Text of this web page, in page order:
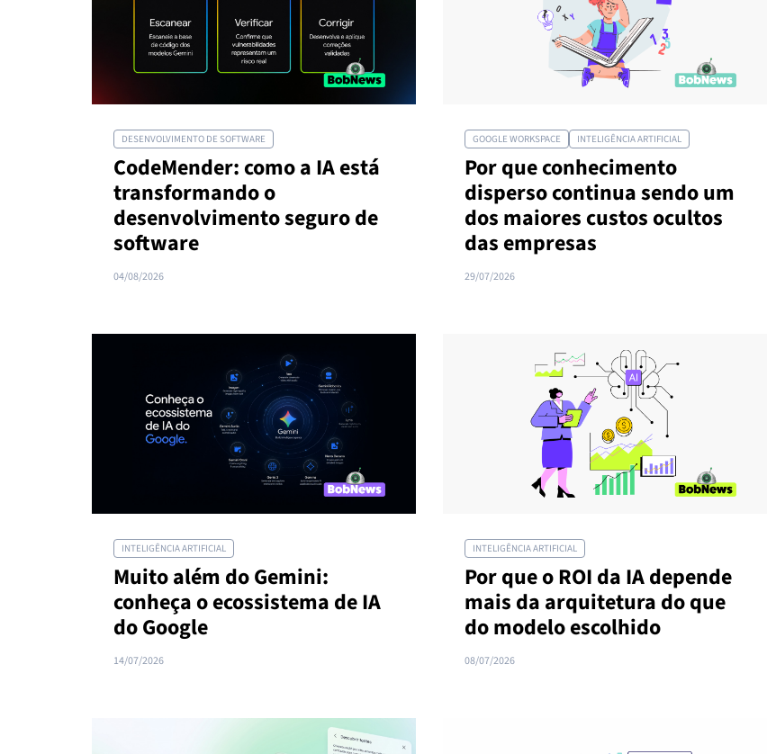
DESENVOLVIMENTO DE SOFTWARE
CodeMender: como a IA está
transformando o
desenvolvimento seguro de
software
04/08/2026
GOOGLE WORKSPACE INTELIGÊNCIA ARTIFICIAL
Por que conhecimento
disperso continua sendo um
dos maiores custos ocultos
das empresas
29/07/2026
INTELIGÊNCIA ARTIFICIAL
Muito além do Gemini:
conheça o ecossistema de IA
do Google
14/07/2026
INTELIGÊNCIA ARTIFICIAL
Por que o ROI da IA depende
mais da arquitetura do que
do modelo escolhido
08/07/2026